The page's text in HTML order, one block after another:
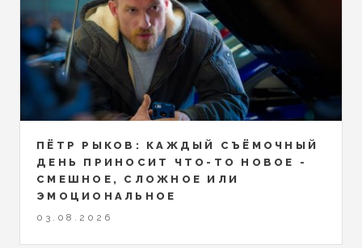
ПЁТР РЫКОВ: КАЖДЫЙ СЪЁМОЧНЫЙ
ДЕНЬ ПРИНОСИТ ЧТО-ТО НОВОЕ -
СМЕШНОЕ, СЛОЖНОЕ ИЛИ
ЭМОЦИОНАЛЬНОЕ
03.08.2026